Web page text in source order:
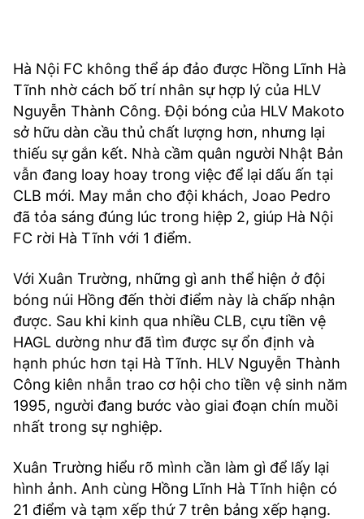
Hà Nội FC không thể áp đảo được Hồng Lĩnh Hà
Tĩnh nhờ cách bố trí nhân sự hợp lý của HLV
Nguyễn Thành Công. Đội bóng của HLV Makoto
sở hữu dàn cầu thủ chất lượng hơn, nhưng lại
thiếu sự gắn kết. Nhà cầm quân người Nhật Bản
vẫn đang loay hoay trong việc để lại dấu ấn tại
CLB mới. May mắn cho đội khách, Joao Pedro
đã tỏa sáng đúng lúc trong hiệp 2, giúp Hà Nội
FC rời Hà Tĩnh với 1 điểm.
Với Xuân Trường, những gì anh thể hiện ở đội
bóng núi Hồng đến thời điểm này là chấp nhận
được. Sau khi kinh qua nhiều CLB, cựu tiền vệ
HAGL dường như đã tìm được sự ổn định và
hạnh phúc hơn tại Hà Tĩnh. HLV Nguyễn Thành
Công kiên nhẫn trao cơ hội cho tiền vệ sinh năm
1995, người đang bước vào giai đoạn chín muồi
nhất trong sự nghiệp.
Xuân Trường hiểu rõ mình cần làm gì để lấy lại
hình ảnh. Anh cùng Hồng Lĩnh Hà Tĩnh hiện có
21 điểm và tạm xếp thứ 7 trên bảng xếp hạng.